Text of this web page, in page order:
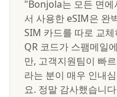
"Bonjola는 모든 면에
서 사용한 eSIM은 완
SIM 카드를 따로 교
QR 코드가 스팸메일
만, 고객지원팀이 빠
라는 분이 매우 인내
요. 정말 감사했습니